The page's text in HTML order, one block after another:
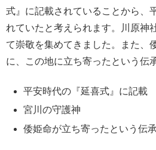
式』に記載されていることから、
れていたと考えられます。川原神
て崇敬を集めてきました。また、
に、この地に立ち寄ったという伝
平安時代の『延喜式』に記載
宮川の守護神
倭姫命が立ち寄ったという伝承